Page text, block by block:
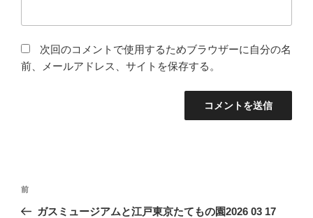
次回のコメントで使用するためブラウザーに自分の名
前、メールアドレス、サイトを保存する。
投
前
の
前
ガスミュージアムと江戸東京たてもの園2026 03 17